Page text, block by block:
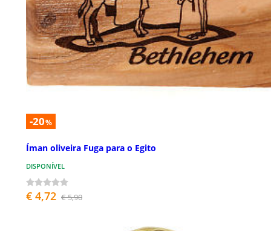
-20%
Íman oliveira Fuga para o Egito
DISPONÍVEL
€ 4,72 € 5,90